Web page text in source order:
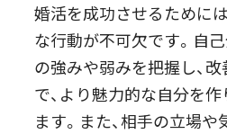
婚活を成功させるために
な行動が不可欠です。自
の強みや弱みを把握し、
で、より魅力的な自分を
ます。また、相手の立場や